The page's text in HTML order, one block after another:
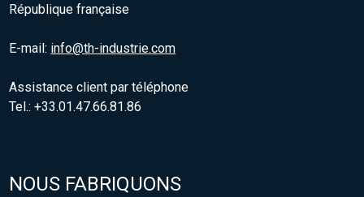
République française
E-mail: info@th-industrie.com
Assistance client par téléphone
Tel.: +33.01.47.66.81.86
NOUS FABRIQUONS